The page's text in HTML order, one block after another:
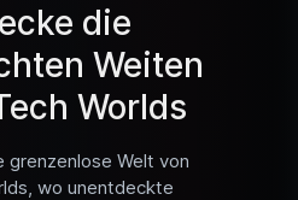
die
Weiten
Worlds
grenzenlose Welt von
wo unentdeckte